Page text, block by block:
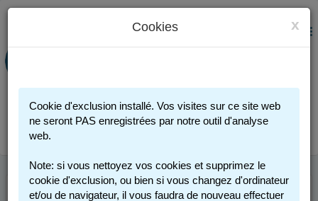
PORTAIL FAMILLE
Connexion
MENU
x
Cookies
Cookie d'exclusion installé. Vos visites sur ce site web
ne seront PAS enregistrées par notre outil d'analyse
web.
Note: si vous nettoyez vos cookies et supprimez le
cookie d'exclusion, ou bien si vous changez d'ordinateur
et/ou de navigateur, il vous faudra de nouveau effectuer